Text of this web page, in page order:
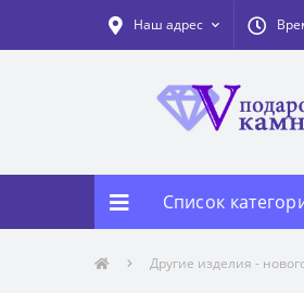
Наш адрес
Список
Другие изделия -